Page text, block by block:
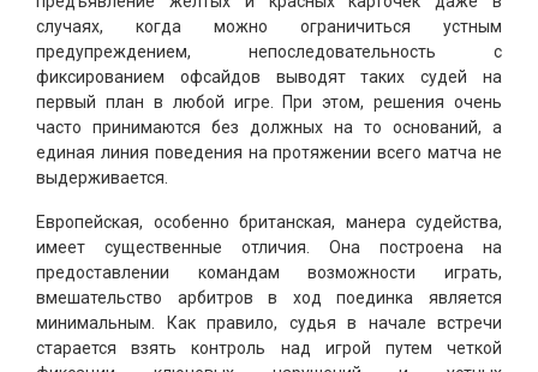
случаях, когда можно ограничиться устным
предупреждением, непоследовательность с
фиксированием офсайдов выводят таких судей на
первый план в любой игре. При этом, решения очень
часто принимаются без должных на то оснований, а
единая линия поведения на протяжении всего матча не
выдерживается.
Европейская, особенно британская, манера судейства,
имеет существенные отличия. Она построена на
предоставлении командам возможности играть,
вмешательство арбитров в ход поединка является
минимальным. Как правило, судья в начале встречи
старается взять контроль над игрой путем четкой